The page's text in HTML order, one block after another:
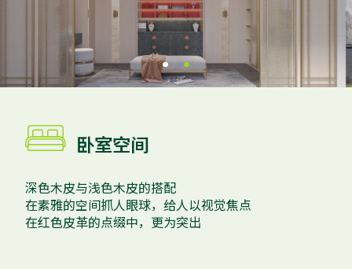
 卧室空间
深色木皮与浅色木皮的搭配
在素雅的空间抓人眼球，给人以视觉焦点
在红色皮革的点缀中，更为突出